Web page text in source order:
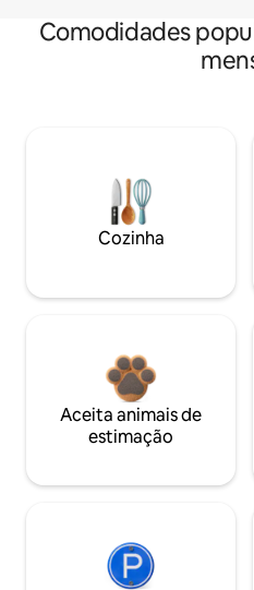
Comodidades
Cozinha
Aceita animais de
estimação